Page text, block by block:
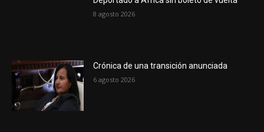
8 agosto 2026
Crónica de una transición anunciada
6 agosto 2026